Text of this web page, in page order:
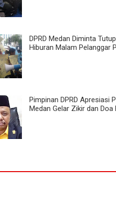
DPRD Medan Diminta
Hiburan Malam Pelanggar
Pimpinan DPRD Apresiasi
Medan Gelar Zikir dan Doa